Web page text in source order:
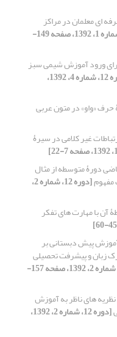
ای معلمان در مراکز
[دوره 12، شماره 1، 1392، صفحه 149-
ورود آموزش شیمی سبز
[دوره 12، شماره 4، 1392،
«واو» در متون عربی
غیر کلامی در سیرۀ
دورۀ متوسطه از مثال
مفهوم [دوره 12، شماره 2،
آن با مهارت های تفکر
آموزش پیش دبستانی بر
زبان و پیشرفت تحصیلی
[دوره 12، شماره 2، 1392، صفحه 157-
های ناظر به آموزش
[دوره 12، شماره 2، 1392،